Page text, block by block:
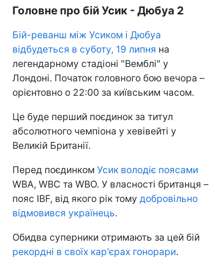
Головне про бій Усик - Дюбуа 2
Бій-реванш між Усиком і Дюбуа
відбудеться в суботу, 19 липня на
легендарному стадіоні "Вемблі" у
Лондоні. Початок головного бою вечора –
орієнтовно о 22:00 за київським часом.
Це буде перший поєдинок за титул
абсолютного чемпіона у хевівейті у
Великій Британії.
Перед поєдинком Усик володіє поясами
WBA, WBC та WBO. У власності британця –
пояс IBF, від якого рік тому добровільно
відмовився українець.
Обидва суперники отримають за цей бій
рекордні в своїх кар'єрах гонорари.